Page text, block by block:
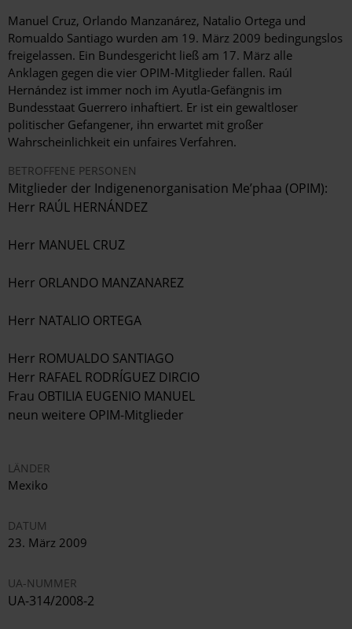
Manuel Cruz, Orlando Manzanárez, Natalio Ortega und
Romualdo Santiago wurden am 19. März 2009 bedingungslos
freigelassen. Ein Bundesgericht ließ am 17. März alle
Anklagen gegen die vier OPIM-Mitglieder fallen. Raúl
Hernández ist immer noch im Ayutla-Gefängnis im
Bundesstaat Guerrero inhaftiert. Er ist ein gewaltloser
politischer Gefangener, ihn erwartet mit großer
Wahrscheinlichkeit ein unfaires Verfahren.
BETROFFENE PERSONEN
Mitglieder der Indigenenorganisation Me’phaa (OPIM):
Herr RAÚL HERNÁNDEZ
Herr MANUEL CRUZ
Herr ORLANDO MANZANAREZ
Herr NATALIO ORTEGA
Herr ROMUALDO SANTIAGO
Herr RAFAEL RODRÍGUEZ DIRCIO
Frau OBTILIA EUGENIO MANUEL
neun weitere OPIM-Mitglieder
LÄNDER
Mexiko
DATUM
23. März 2009
UA-NUMMER
UA-314/2008-2